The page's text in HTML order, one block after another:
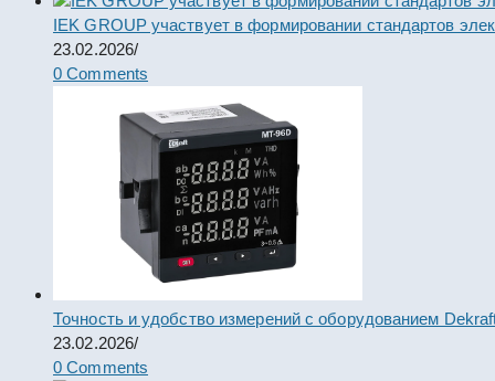
IEK GROUP участвует в формировании стандартов
23.02.2026/
0 Comments
Точность и удобство измерений с оборудованием
23.02.2026/
0 Comments